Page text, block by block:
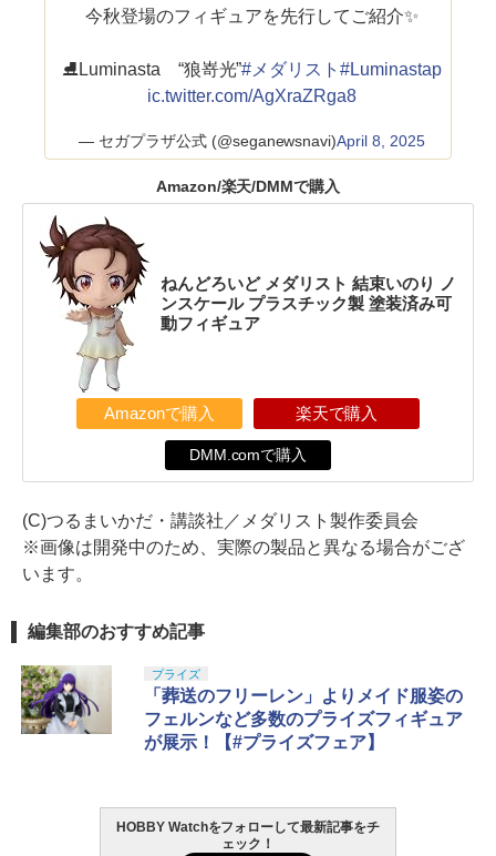
今秋登場のフィギュアを先行してご紹介✨
⛸Luminasta “狼嵜光”#メダリスト#Luminastap
ic.twitter.com/AgXraZRga8
— セガプラザ公式 (@seganewsnavi)April 8, 2025
Amazon/楽天/DMMで購入
ねんどろいど メダリスト 結束いのり ノ
ンスケール プラスチック製 塗装済み可
動フィギュア
Amazonで購入 楽天で購入
DMM.comで購入
(C)つるまいかだ・講談社／メダリスト製作委員会
※画像は開発中のため、実際の製品と異なる場合がござ
います。
編集部のおすすめ記事
プライズ
「葬送のフリーレン」よりメイド服姿の
フェルンなど多数のプライズフィギュア
が展示！【#プライズフェア】
HOBBY Watchをフォローして最新記事をチ
ェック！